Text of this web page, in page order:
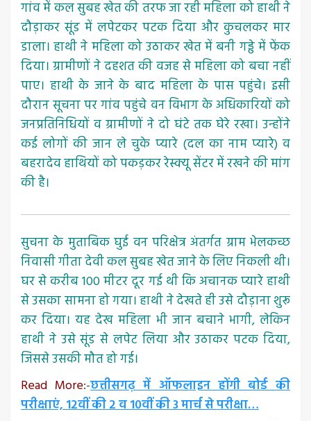
गांव में कल सुबह खेत की तरफ जा रही महिला को हाथी ने
दौड़ाकर सूंड में लपेटकर पटक दिया और कुचलकर मार
डाला। हाथी ने महिला को उठाकर खेत में बनी गड्ढे में फेंक
दिया। ग्रामीणों ने दहशत की वजह से महिला को बचा नहीं
पाए। हाथी के जाने के बाद महिला के पास पहुंचे। इसी
दौरान सूचना पर गांव पहुंचे वन‌ विभाग के अधिकारियों को
जनप्रतिनिधियों व ग्रामीणों ने दो घंटे तक घेरे रखा। उन्होंने
कई लोगों की जान ले चुके प्यारे (दल का नाम प्यारे) व
बहरादेव हाथियों को पकड़कर रेस्क्यू सेंटर में रखने की मांग
की है।
सुचना के मुताबिक घुई वन परिक्षेत्र अंतर्गत ग्राम भेलकच्छ
निवासी गीता देवी कल सुबह खेत जाने के लिए निकली थी।
घर से करीब 100 मीटर दूर गई थी कि अचानक प्यारे हाथी
से उसका सामना हो गया। हाथी ने देखते ही उसे दौड़ाना शुरू
कर दिया। यह देख महिला भी जान बचाने भागी, लेकिन
हाथी ने उसे सूंड से लपेट लिया और उठाकर पटक दिया,
जिससे उसकी मौत हो गई।
Read More:-छत्तीसगढ़ में ऑफलाइन होंगी बोर्ड की
परीक्षाएं, 12वीं की 2 व 10वीं की 3 मार्च से परीक्षा…